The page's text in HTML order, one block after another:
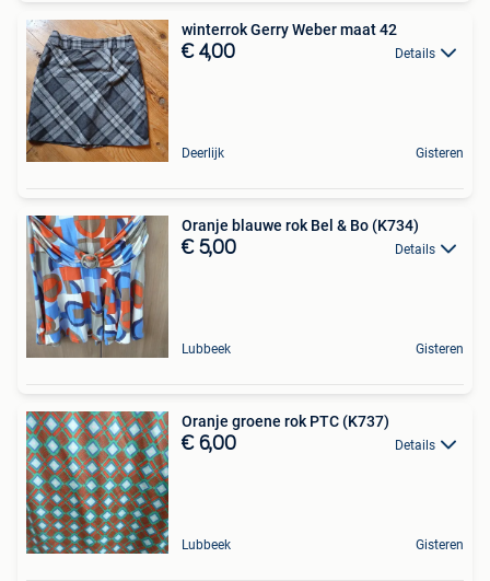
winterrok Gerry Weber maat 42
€ 4,00 Details
Deerlijk Gisteren
Oranje blauwe rok Bel & Bo (K734)
€ 5,00 Details
Lubbeek Gisteren
Oranje groene rok PTC (K737)
€ 6,00 Details
Lubbeek Gisteren